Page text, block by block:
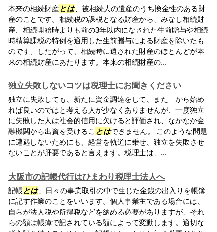
本来の相続財産 とは、被相続人の遺産のうち換金性のある財
産のことです。相続税の課税となる財産から、みなし相続財
産、相続開始時よりも前の3年以内になされた生前贈与や相続
時精算課税の特例を適用した生前贈与による財産を除いたも
のです。したがって、相続時に遺された財産のほとんどが本
来の相続財産にあたります。本来の相続財産の...
独立失敗しないコツは税理士にお聞きください
独立に失敗しても、新たに資金調達をして、また一から始め
れば良いのではと考える人が少なくありませんが、一度独立
に失敗した人は社会的信用に欠けると評価され、なかなか金
融機関から出資を受けるこ とはできません。 このような問題
に遭遇しないためにも、経営を軌道に乗せ、独立を失敗させ
ないことが肝要であると言えます。税理士は、...
大阪市の記帳代行はひまわり税理士法人へ
記帳 とは、日々の事業取引の中で生じた金銭の出入りを帳簿
に記す作業のことをいいます。個人事業主である場合には、
自らが法人税や所得税などを納める必要がありますが、それ
らの額は帳簿で記されている額によって変動します。適切な